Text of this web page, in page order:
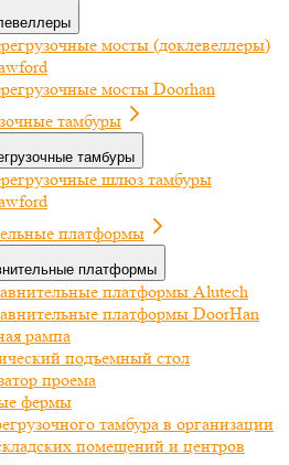
мосты (доклевеллеры)
мосты Doorhan
тамбуры
тамбуры
шлюз тамбуры
платформы
платформы
платформы Alutech
платформы DoorHan
рампа
подъемный стол
проема
фермы
тамбура в организации
помещений и центров